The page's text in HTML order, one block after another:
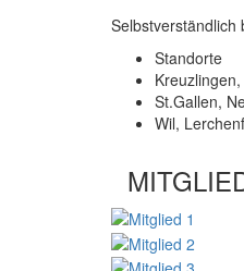
Selbstverständlich
Standorte
St.Gallen,
Wil,